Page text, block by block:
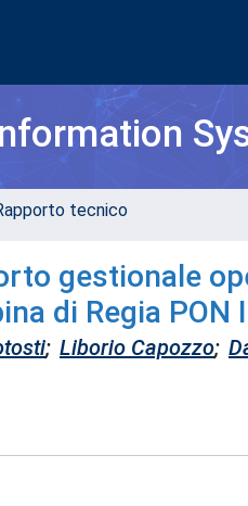
tecnico
gestionale
di Regia PON
; Liborio Capozzo;